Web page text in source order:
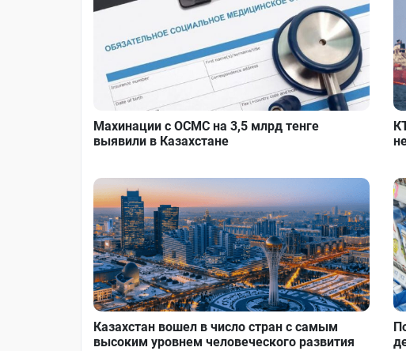
Махинации с ОСМС на 3,5 млрд тенге
выявили в Казахстане
Казахстан вошел в число стран с самым
высоким уровнем человеческого развития